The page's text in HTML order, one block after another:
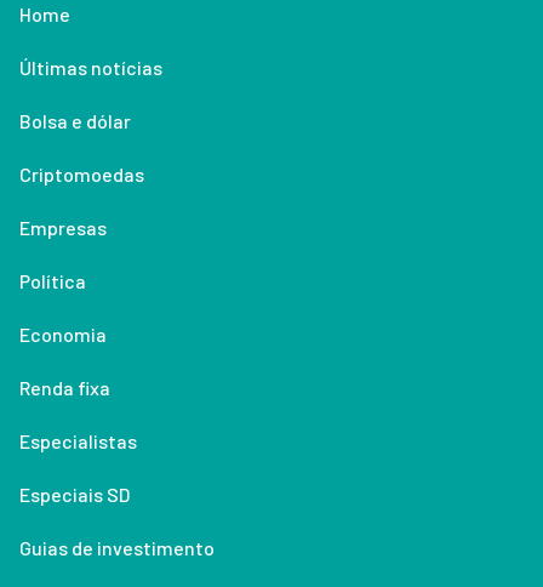
Home
Últimas notícias
Bolsa e dólar
Criptomoedas
Empresas
Política
Economia
Renda fixa
Especialistas
Especiais SD
Guias de investimento